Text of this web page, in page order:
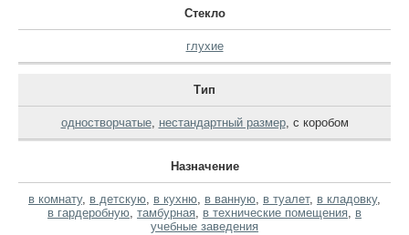
Стекло
глухие
Тип
одностворчатые, нестандартный размер, с коробом
Назначение
в комнату, в детскую, в кухню, в ванную, в туалет, в кладовку,
в гардеробную, тамбурная, в технические помещения, в
учебные заведения